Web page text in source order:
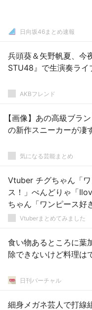
日向坂46まとめ速報
兵頭葵＆矢野帆夏、今
STU48』で生演奏ライ
AKBフレンド
【画像】あの高級ブラ
の新作スニーカーが凄
気になる芸能まとめ
Vtuber チグちゃん「
ス！」ぺんどりゃ「
ちゃん「ワンピース好
ャラが好き？ルフィ？
出て来た。私ワンピー
Vtuberまとめてみました
食い物あるところに葉
除できないけど料理は
日刊バーチャル
細身メガネ芸人で打線